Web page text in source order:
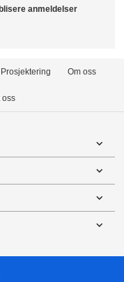
anmeldelser
Prosjektering Om oss
oss